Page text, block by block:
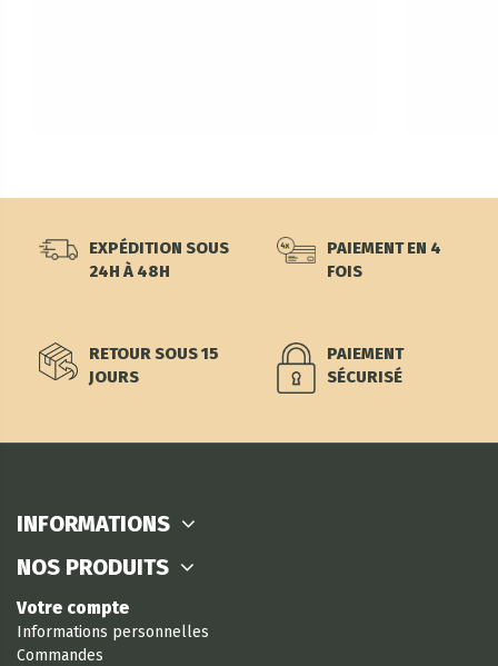
EXPÉDITION SOUS
24H À 48H
PAIEMENT EN 4
FOIS
RETOUR SOUS 15
JOURS
PAIEMENT
SÉCURISÉ
INFORMATIONS
NOS PRODUITS
Votre compte
Informations personnelles
Commandes